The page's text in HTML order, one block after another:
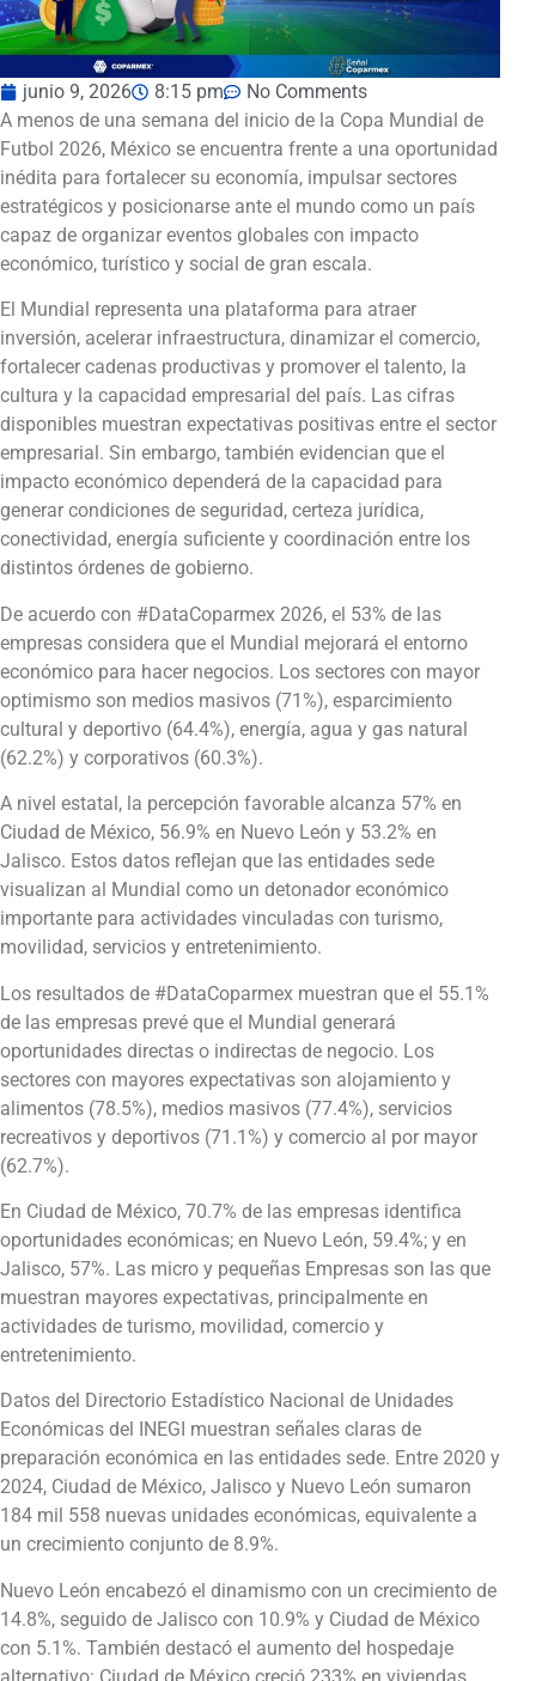
junio 9, 2026 8:15 pm
No Comments
A menos de una semana del inicio de la Copa Mundial de
Futbol 2026, México se encuentra frente a una oportunidad
inédita para fortalecer su economía, impulsar sectores
estratégicos y posicionarse ante el mundo como un país
capaz de organizar eventos globales con impacto
económico, turístico y social de gran escala.
El Mundial representa una plataforma para atraer
inversión, acelerar infraestructura, dinamizar el comercio,
fortalecer cadenas productivas y promover el talento, la
cultura y la capacidad empresarial del país. Las cifras
disponibles muestran expectativas positivas entre el sector
empresarial. Sin embargo, también evidencian que el
impacto económico dependerá de la capacidad para
generar condiciones de seguridad, certeza jurídica,
conectividad, energía suficiente y coordinación entre los
distintos órdenes de gobierno.
De acuerdo con #DataCoparmex 2026, el 53% de las
empresas considera que el Mundial mejorará el entorno
económico para hacer negocios. Los sectores con mayor
optimismo son medios masivos (71%), esparcimiento
cultural y deportivo (64.4%), energía, agua y gas natural
(62.2%) y corporativos (60.3%).
A nivel estatal, la percepción favorable alcanza 57% en
Ciudad de México, 56.9% en Nuevo León y 53.2% en
Jalisco. Estos datos reflejan que las entidades sede
visualizan al Mundial como un detonador económico
importante para actividades vinculadas con turismo,
movilidad, servicios y entretenimiento.
Los resultados de #DataCoparmex muestran que el 55.1%
de las empresas prevé que el Mundial generará
oportunidades directas o indirectas de negocio. Los
sectores con mayores expectativas son alojamiento y
alimentos (78.5%), medios masivos (77.4%), servicios
recreativos y deportivos (71.1%) y comercio al por mayor
(62.7%).
En Ciudad de México, 70.7% de las empresas identifica
oportunidades económicas; en Nuevo León, 59.4%; y en
Jalisco, 57%. Las micro y pequeñas Empresas son las que
muestran mayores expectativas, principalmente en
actividades de turismo, movilidad, comercio y
entretenimiento.
Datos del Directorio Estadístico Nacional de Unidades
Económicas del INEGI muestran señales claras de
preparación económica en las entidades sede. Entre 2020 y
2024, Ciudad de México, Jalisco y Nuevo León sumaron
184 mil 558 nuevas unidades económicas, equivalente a
un crecimiento conjunto de 8.9%.
Nuevo León encabezó el dinamismo con un crecimiento de
14.8%, seguido de Jalisco con 10.9% y Ciudad de México
con 5.1%. También destacó el aumento del hospedaje